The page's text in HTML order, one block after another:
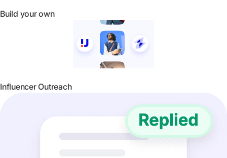
Build your own
Influencer Outreach